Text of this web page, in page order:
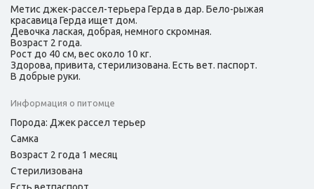
Метис джек-рассел-терьера Герда в дар. Бело-рыжая
красавица Герда ищет дом.
Девочка лаская, добрая, немного скромная.
Возраст 2 года.
Рост до 40 см, вес около 10 кг.
Здорова, привита, стерилизована. Есть вет. паспорт.
В добрые руки.
Информация о питомце
Порода: Джек рассел терьер
Самка
Возраст 2 года 1 месяц
Стерилизована